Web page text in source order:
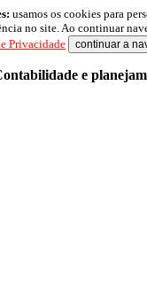
usamos os cookies para
no site. Ao continuar
Privacidade continuar a
e